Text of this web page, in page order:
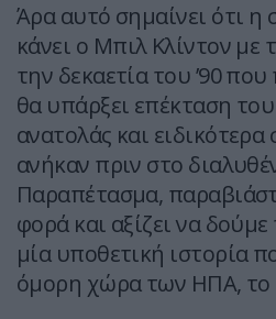
Άρα αυτό σημαίνει ότι
κάνει ο Μπιλ Κλίντον με
την δεκαετία του ’90
θα υπάρξει επέκταση
ανατολάς και
ανήκαν πριν στο
Παραπέτασμα,
φορά και αξίζει να δούμε
μία υποθετική ιστορία
όμορη χώρα των ΗΠΑ, το